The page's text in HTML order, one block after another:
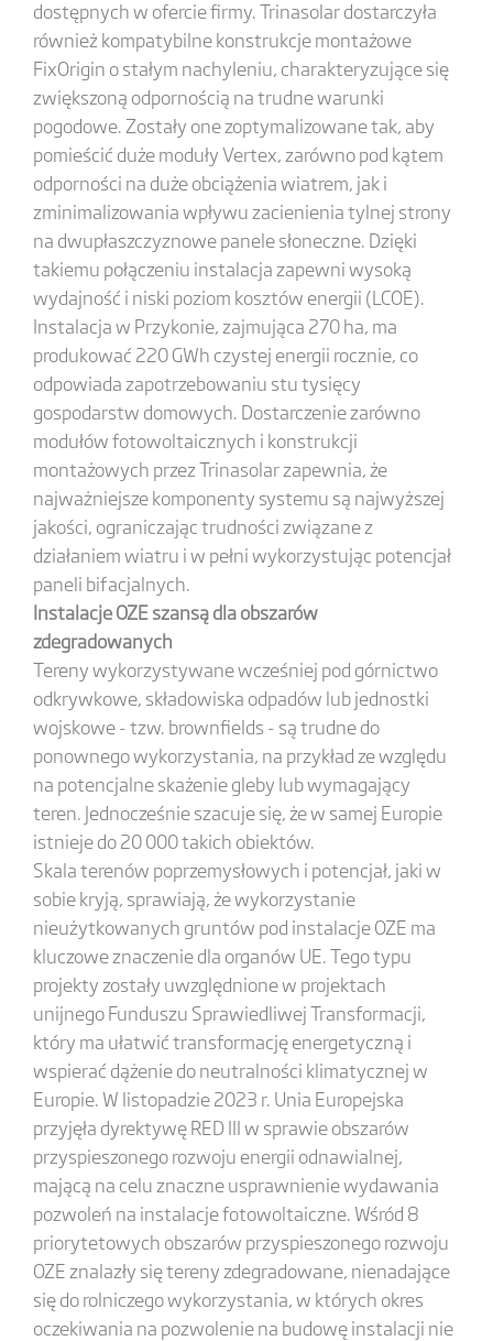
dostępnych w ofercie firmy. Trinasolar dostarczyła
również kompatybilne konstrukcje montażowe
FixOrigin o stałym nachyleniu, charakteryzujące się
zwiększoną odpornością na trudne warunki
pogodowe. Zostały one zoptymalizowane tak, aby
pomieścić duże moduły Vertex, zarówno pod kątem
odporności na duże obciążenia wiatrem, jak i
zminimalizowania wpływu zacienienia tylnej strony
na dwupłaszczyznowe panele słoneczne. Dzięki
takiemu połączeniu instalacja zapewni wysoką
wydajność i niski poziom kosztów energii (LCOE).
Instalacja w Przykonie, zajmująca 270 ha, ma
produkować 220 GWh czystej energii rocznie, co
odpowiada zapotrzebowaniu stu tysięcy
gospodarstw domowych. Dostarczenie zarówno
modułów fotowoltaicznych i konstrukcji
montażowych przez Trinasolar zapewnia, że
najważniejsze komponenty systemu są najwyższej
jakości, ograniczając trudności związane z
działaniem wiatru i w pełni wykorzystując potencjał
paneli bifacjalnych.
Instalacje OZE szansą dla obszarów
zdegradowanych
Tereny wykorzystywane wcześniej pod górnictwo
odkrywkowe, składowiska odpadów lub jednostki
wojskowe - tzw. brownfields - są trudne do
ponownego wykorzystania, na przykład ze względu
na potencjalne skażenie gleby lub wymagający
teren. Jednocześnie szacuje się, że w samej Europie
istnieje do 20 000 takich obiektów.
Skala terenów poprzemysłowych i potencjał, jaki w
sobie kryją, sprawiają, że wykorzystanie
nieużytkowanych gruntów pod instalacje OZE ma
kluczowe znaczenie dla organów UE. Tego typu
projekty zostały uwzględnione w projektach
unijnego Funduszu Sprawiedliwej Transformacji,
który ma ułatwić transformację energetyczną i
wspierać dążenie do neutralności klimatycznej w
Europie. W listopadzie 2023 r. Unia Europejska
przyjęła dyrektywę RED III w sprawie obszarów
przyspieszonego rozwoju energii odnawialnej,
mającą na celu znaczne usprawnienie wydawania
pozwoleń na instalacje fotowoltaiczne. Wśród 8
priorytetowych obszarów przyspieszonego rozwoju
OZE znalazły się tereny zdegradowane, nienadające
się do rolniczego wykorzystania, w których okres
oczekiwania na pozwolenie na budowę instalacji nie